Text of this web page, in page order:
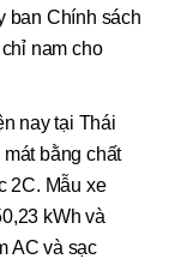
ban Chính sách
nam cho
nay tại Thái
bằng chất
2C. Mẫu xe
kWh và
AC và sạc